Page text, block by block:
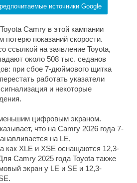
источники Google
Camry в этой кампании
потерю показаний скорости.
ссылкой на заявление Toyota,
около 508 тыс. седанов
при сбое 7-дюймового щитка
работать указатели
и некоторые
цифровым экраном.
что на Camry 2026 года 7-
на LE,
как XLE и XSE оснащаются 12,3-
Camry 2025 года Toyota также
экран у LE и SE и 12,3-